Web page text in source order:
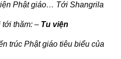
Phật giáo… Tới Shangrila
tới thăm: – Tu viện
trúc Phật giáo tiêu biểu của